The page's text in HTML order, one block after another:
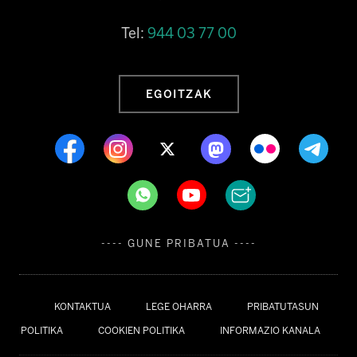
KONTAKTUA LEGE OHARRA PRIBATUTASUN
POLITIKA COOKIEN POLITIKA INFORMAZIO KANALA
Tel: 944 03 77 00
EGOITZAK
---- GUNE PRIBATUA ----